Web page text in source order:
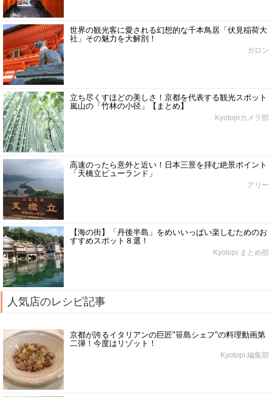
世界の観光客に愛される幻想的な千本鳥居「伏見稲荷大
社」その魅力を大解剖！
ガロン
立ち尽くすほどの美しさ！京都を代表する観光スポット
嵐山の「竹林の小径」【まとめ】
Kyotopiカメラ部
高速のったら意外と近い！日本三景を拝む絶景ポイント
「天橋立ビューランド」
アリー
【海の街】「丹後半島」をめいいっぱい楽しむためのお
すすめスポット８選！
Kyotopi まとめ部
人気店のレシピ記事
京都が誇るイタリアンの巨匠"笹島シェフ"の料理動画第
二弾！今度はリゾット！
Kyotopi 編集部